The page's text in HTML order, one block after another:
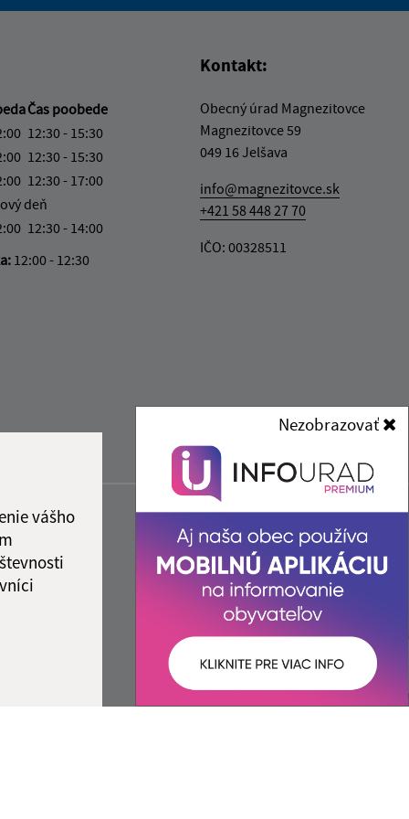
vášho
Nezobrazovať
Čas poobede
12:30 - 15:30
12:30 - 15:30
12:30 - 17:00
deň
12:30 - 14:00
12:00 - 12:30
Kontakt:
Obecný úrad Magnezitovce
Magnezitovce 59
049 16 Jelšava
info@magnezitovce.sk
+421 58 448 27 70
IČO: 00328511